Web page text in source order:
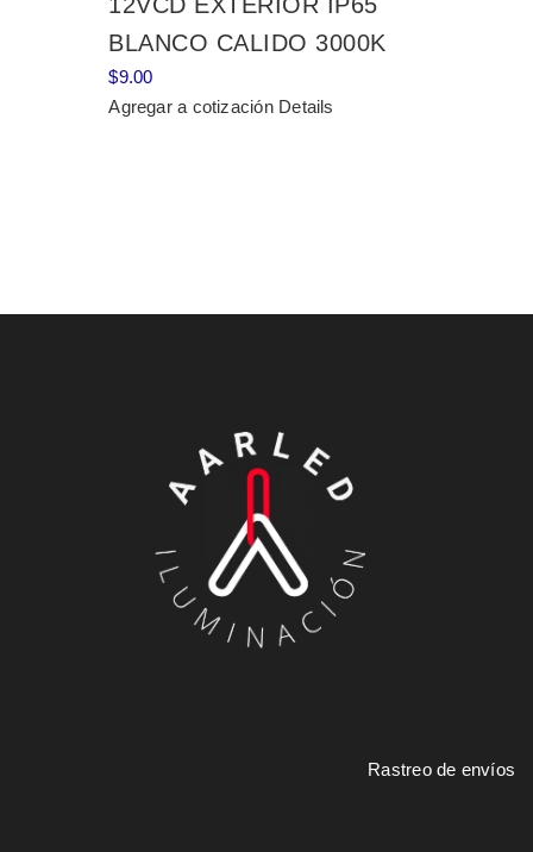
12VCD EXTERIOR IP65
BLANCO CALIDO 3000K
$9.00
Agregar a cotización Details
Rastreo de envíos